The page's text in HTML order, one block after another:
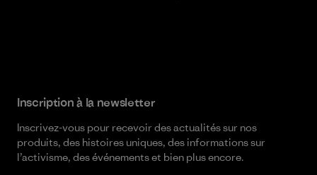
Inscription à la newsletter
Inscrivez-vous pour recevoir des actualités sur nos
produits, des histoires uniques, des informations sur
l’activisme, des événements et bien plus encore.